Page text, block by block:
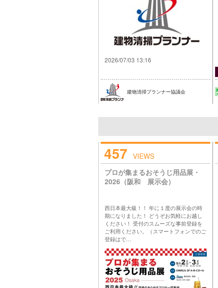
2026/07/03 13:16
建物清掃プランナー協議会
457 VIEWS
プロが集まるおそうじ用品展・
2026（阪和 展示会）
西日本最大級！！ 年に１度の展示会の時
期になりました！ どうぞお気軽にお越し
ください！ 受付のスムーズな事前登録を
ご利用ください。（スマートフォンでのご
登録はで…